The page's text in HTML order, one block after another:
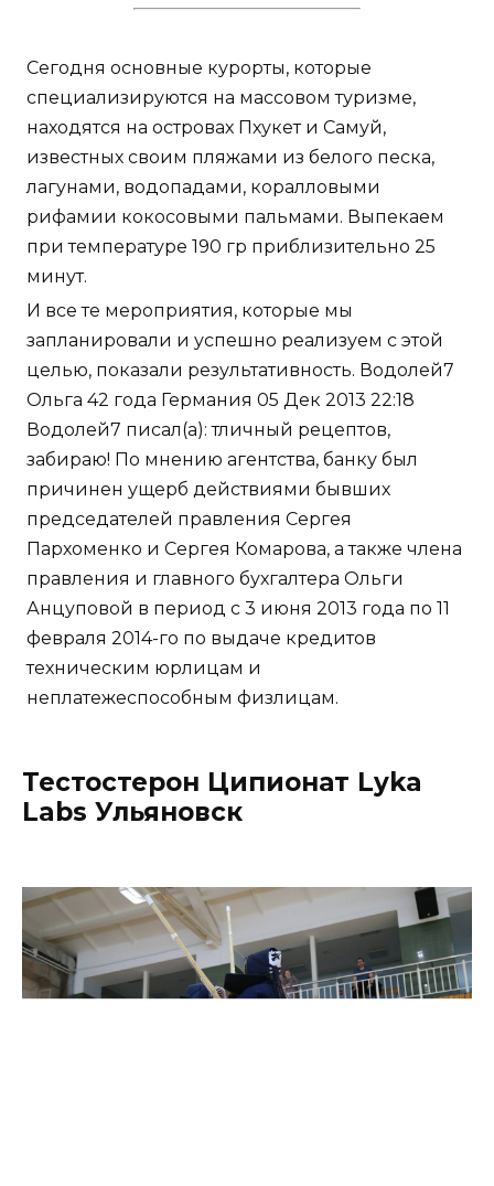
Сегодня основные курорты, которые
специализируются на массовом туризме,
находятся на островах Пхукет и Самуй,
известных своим пляжами из белого песка,
лагунами, водопадами, коралловыми
рифамии кокосовыми пальмами. Выпекаем
при температуре 190 гр приблизительно 25
минут.
И все те мероприятия, которые мы
запланировали и успешно реализуем с этой
целью, показали результативность. Водолей7
Ольга 42 года Германия 05 Дек 2013 22:18
Водолей7 писал(а): тличный рецептов,
забираю! По мнению агентства, банку был
причинен ущерб действиями бывших
председателей правления Сергея
Пархоменко и Сергея Комарова, а также члена
правления и главного бухгалтера Ольги
Анцуповой в период с 3 июня 2013 года по 11
февраля 2014-го по выдаче кредитов
техническим юрлицам и
неплатежеспособным физлицам.
Тестостерон Ципионат Lyka
Labs Ульяновск